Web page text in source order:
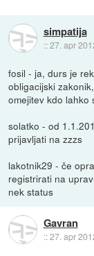
simpatija
::27. apr
fosil - ja, durs je
obligacijski
omejitev kdo lahko
solatko - od
prijavljati na zzzs
lakotnik29 - če
registrirati na
nek status
Gavran
::27. apr